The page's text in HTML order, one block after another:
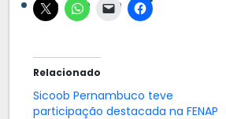
Relacionado
Sicoob Pernambuco teve
participação destacada na FENAP